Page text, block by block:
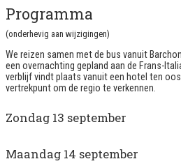
Programma
(onderhevig aan wijzigingen)
We reizen samen met de bus vanuit
een overnachting gepland aan de Frans-
verblijf vindt plaats vanuit een hotel ten
vertrekpunt om de regio te verkennen.
Zondag 13 september
Maandag 14 september